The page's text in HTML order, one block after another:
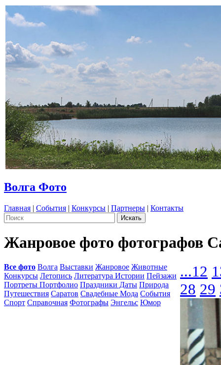
Волга Фото
Главная | События | Конкурсы | Партнеры | Контакты
Жанровое фото фотографов
Все фото Волга Выставки Жанровое Животные
Конкурсы Летопись Литература Истории Пейзажи
Портреты Портфолио Праздники Даты Природа
Путешествия Саратов Свадебные Мода События
Спорт Справочная Фотографы Энгельс Юмор
...12
28 29